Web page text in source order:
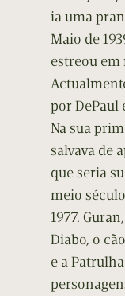
ia uma
Maio de
estreou em
por DePaul
Na sua
salvava de
que seria
meio
1977.
Diabo, o
e a